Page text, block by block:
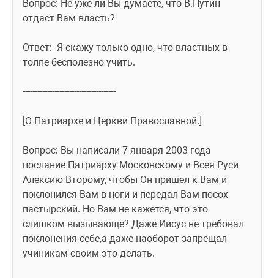
Вопрос: Не уже ли Вы думаете, что В.Путин
отдаст Вам власть?
Ответ:  Я скажу только одно, что властных в
толпе бесполезно учить.
--------------------------------------
[О Патриархе и Церкви Православной.]
Вопрос: Вы написали 7 января 2003 года
послание Патриарху Московскому и Всея Руси
Алексию Второму, чтобы Он пришел к Вам и
поклонился Вам в ноги и передал Вам посох
пастырский. Но Вам не кажется, что это
слишком вызывающе? Даже Иисус не требовал
поклонения себе,а даже наоборот запрещал
учиникам своим это делать.